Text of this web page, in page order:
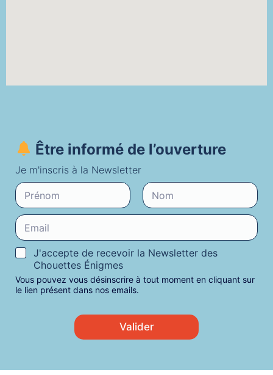
Être informé de l’ouverture
Je m'inscris à la Newsletter
P
r
é
n
o
m
N
m
*
Prénom Nom
E
m
a
i
*
C
n
s
n
J'accepte de recevoir la Newsletter des
Chouettes Énigmes
Vous pouvez vous désinscrire à tout moment en cliquant sur
le lien présent dans nos emails.
Valider